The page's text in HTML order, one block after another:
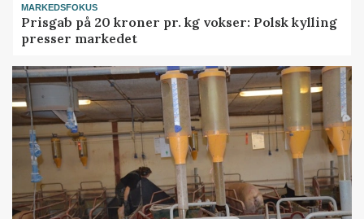
MARKEDSFOKUS
Prisgab på 20 kroner pr. kg vokser: Polsk kylling
presser markedet